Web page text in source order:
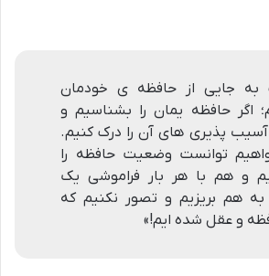
به جایی از حافظه ی خودمان
اگر حافظه یمان را بشناسیم و
آسیب پذیری های آن را درک کنیم.
توانست وضعیت حافظه را
و هم با هر بار فراموشی یک
به هم بریزیم و تصور نکنیم که
و عقل شده ایم!»